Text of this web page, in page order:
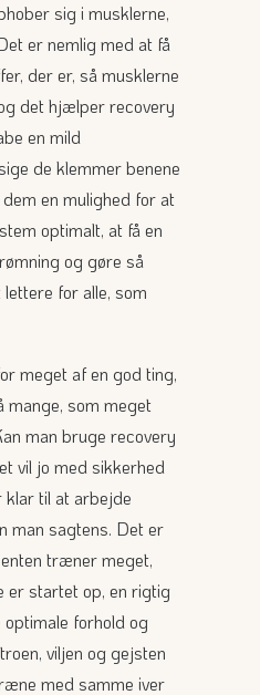
sig i musklerne,
er nemlig med at få
der er, så musklerne
det hjælper recovery
en mild
de klemmer benene
en mulighed for at
optimalt, at få en
og gøre så
for alle, som
meget af en god ting,
som meget
man bruge recovery
vil jo med sikkerhed
klar til at arbejde
man sagtens. Det er
træner meget,
er startet op, en rigtig
forhold og
viljen og gejsten
med samme iver